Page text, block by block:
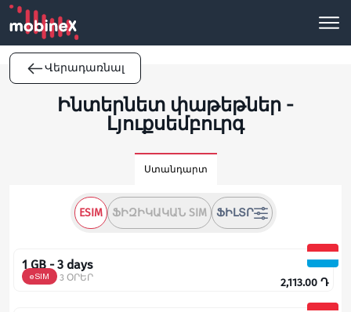
Վերադառնալ
Ինտերնետ փաթեթներ -
Լյուքսեմբուրգ
Ստանդարտ
ESIM ՖԻԶԻԿԱԿԱՆ SIM ՖԻԼՏՐ
1 GB - 3 days
eSIM 3 ՕՐԵՐ 2,113.00 Դ